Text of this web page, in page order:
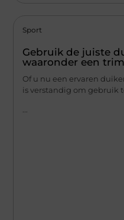
Sport
Gebruik de juiste
waaronder een
Of u nu een ervaren
is verstandig om gebruik
...